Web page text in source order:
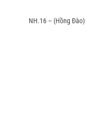
NH.16 – (Hồng Đào)